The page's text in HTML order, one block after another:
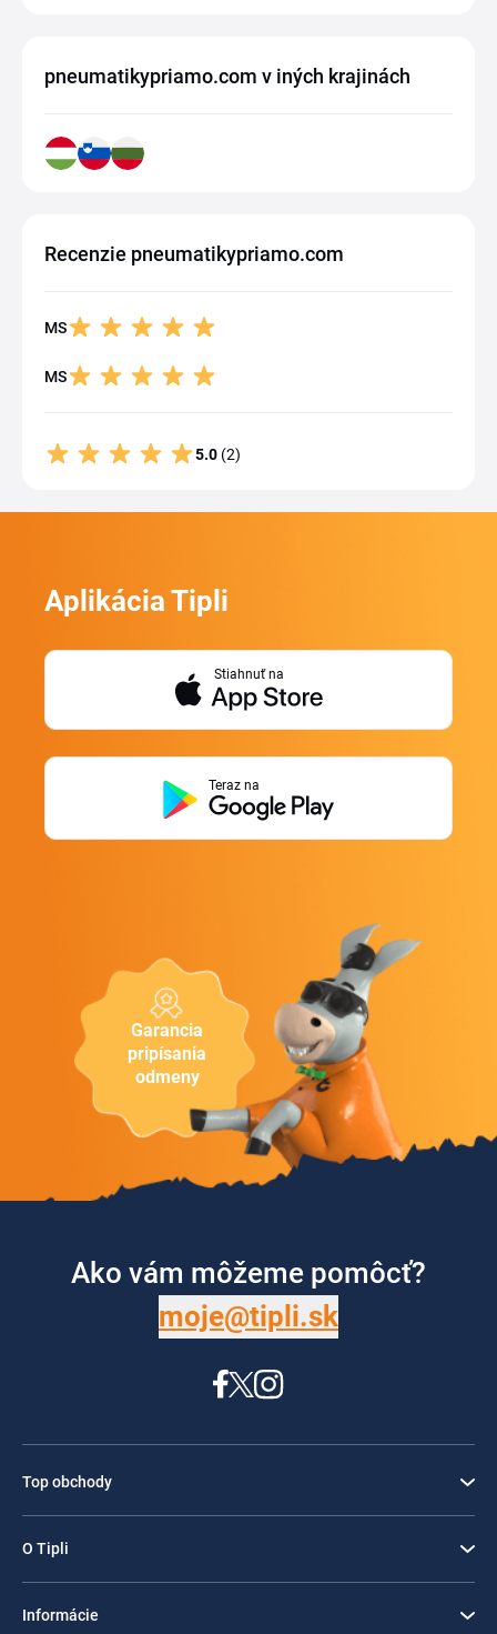
pneumatikypriamo.com v iných krajinách
Recenzie pneumatikypriamo.com
MS
MS
5.0 (2)
Garancia
pripísania
odmeny
Aplikácia Tipli
Stiahnuť na
Teraz na
Ako vám môžeme pomôcť?
moje@tipli.sk
Top obchody
O Tipli
Informácie